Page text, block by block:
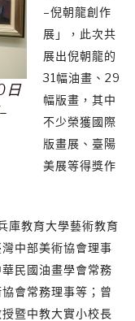
日
–倪朝龍創作
展」，此次共
展出倪朝龍的
31幅油畫、29
幅版畫，其中
不少榮獲國際
版畫展、臺陽
美展等得獎作
庫教育大學藝術教育
中部美術協會理事
民國油畫學會常務
會常務理事等；曾
暨中教大實小校長